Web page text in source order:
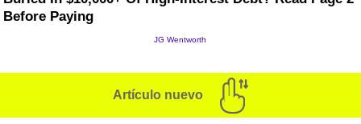
Artículo nuevo